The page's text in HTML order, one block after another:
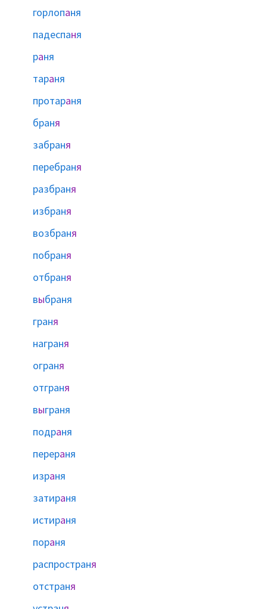
горлопаня
падеспаня
раня
тараня
протараня
браня
забраня
перебраня
разбраня
избраня
возбраня
побраня
отбраня
выбраня
граня
награня
ограня
отграня
выграня
подраня
перераня
израня
затираня
истираня
пораня
распространя
отстраня